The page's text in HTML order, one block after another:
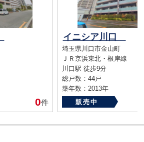
0件
イニシア川口
埼玉県川口市金山町
ＪＲ京浜東北・根岸線
川口駅 徒歩9分
総戸数：44戸
築年数：2013年
販売中